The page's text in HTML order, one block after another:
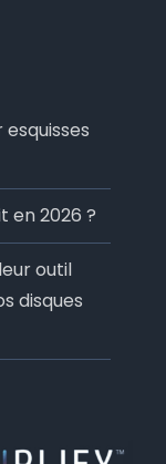
en 2026 ?
outil
disques